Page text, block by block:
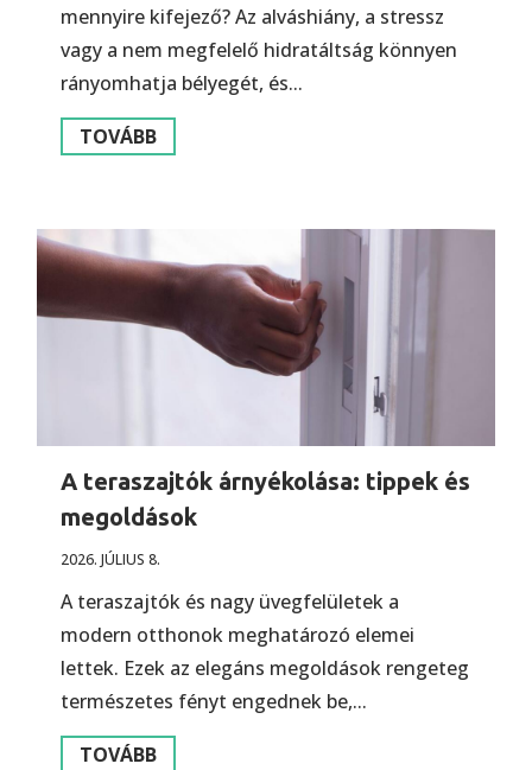
mennyire kifejező? Az alváshiány, a stressz
vagy a nem megfelelő hidratáltság könnyen
rányomhatja bélyegét, és...
TOVÁBB
A teraszajtók árnyékolása: tippek és
megoldások
2026. JÚLIUS 8.
A teraszajtók és nagy üvegfelületek a
modern otthonok meghatározó elemei
lettek. Ezek az elegáns megoldások rengeteg
természetes fényt engednek be,...
TOVÁBB